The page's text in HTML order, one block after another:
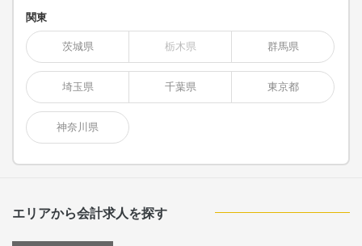
関東
茨城県 栃木県 群馬県
埼玉県 千葉県 東京都
神奈川県
エリアから会計求人を探す